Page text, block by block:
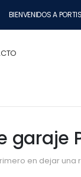
BIENVENIDOS A
garaje
en dejar